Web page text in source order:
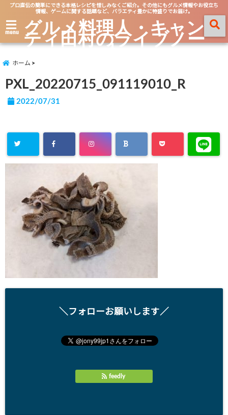
プロ直伝の簡単にできる本格レシピを惜しみなくご紹介。その他にもグルメ情報やお役立ち
情報、ゲームに関する話題など、バラエティ豊かに特盛りでお届け。
menu グルメ料理人・キャン
ティ田村のライブノー
ト
ホーム
PXL_20220715_091119010_R
2022/07/31
＼フォローお願いします／
feedly